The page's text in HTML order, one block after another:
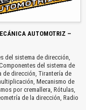
AUTOMOTRIZ –
del sistema de dirección,
del sistema de
de dirección, Tirantería de
Mecanismo de
por cremallera, Rótulas,
de la dirección, Radio